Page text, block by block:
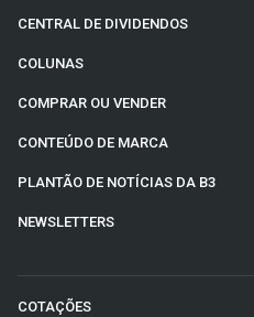
CENTRAL DE DIVIDENDOS
COLUNAS
COMPRAR OU VENDER
CONTEÚDO DE MARCA
PLANTÃO DE NOTÍCIAS DA B3
NEWSLETTERS
COTAÇÕES